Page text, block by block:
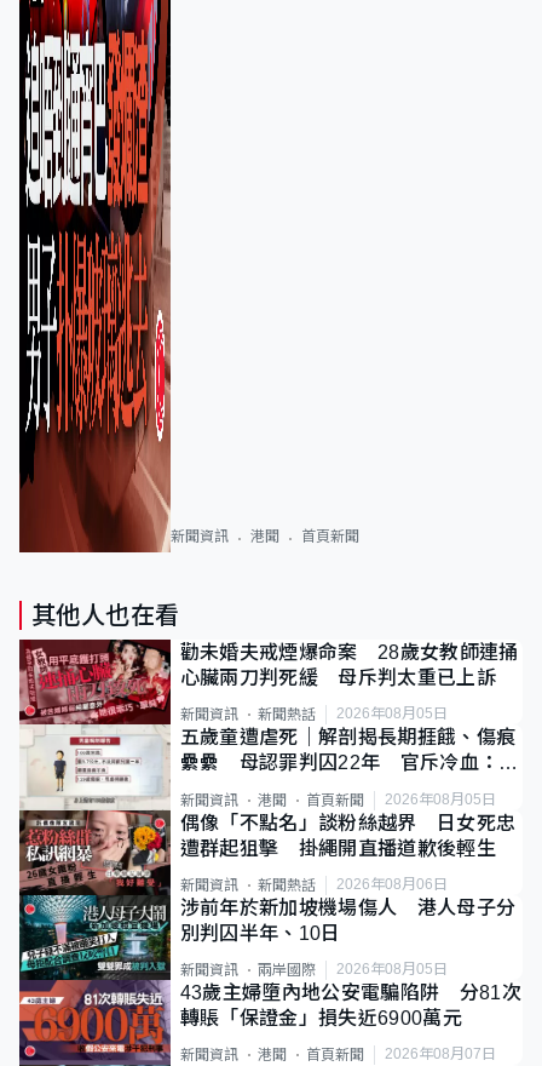
新聞資訊 港聞 首頁新聞
其他人也在看
勸未婚夫戒煙爆命案 28歲女教師連捅
心臟兩刀判死緩 母斥判太重已上訴
新聞資訊 新聞熱話 2026年08月05日
五歲童遭虐死｜解剖揭長期捱餓、傷痕
纍纍 母認罪判囚22年 官斥冷血：同
類案最惡劣
新聞資訊 港聞 首頁新聞 2026年08月05日
偶像「不點名」談粉絲越界 日女死忠
遭群起狙擊 掛繩開直播道歉後輕生
新聞資訊 新聞熱話 2026年08月06日
涉前年於新加坡機場傷人 港人母子分
別判囚半年、10日
新聞資訊 兩岸國際 2026年08月05日
43歲主婦墮內地公安電騙陷阱 分81次
轉賬「保證金」損失近6900萬元
新聞資訊 港聞 首頁新聞 2026年08月07日